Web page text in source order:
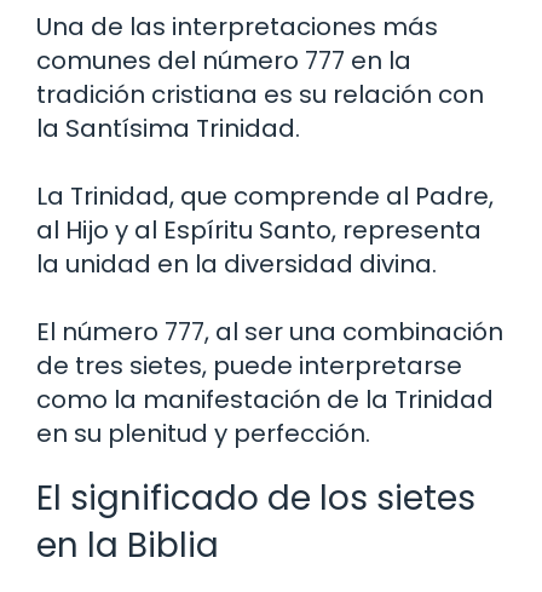
Una de las interpretaciones más
comunes del número 777 en la
tradición cristiana es su relación con
la Santísima Trinidad.
La Trinidad, que comprende al Padre,
al Hijo y al Espíritu Santo, representa
la unidad en la diversidad divina.
El número 777, al ser una combinación
de tres sietes, puede interpretarse
como la manifestación de la Trinidad
en su plenitud y perfección.
El significado de los sietes
en la Biblia